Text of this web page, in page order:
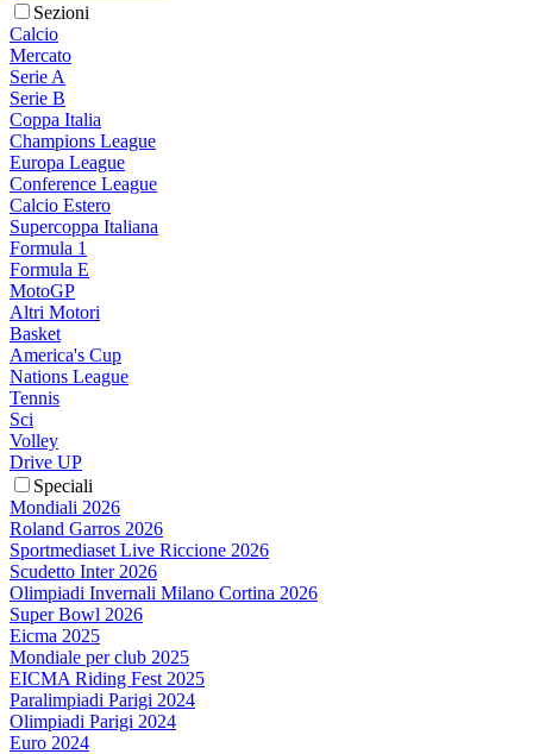
Sezioni
Calcio
Mercato
Serie A
Serie B
Coppa Italia
Champions League
Europa League
Conference League
Calcio Estero
Supercoppa Italiana
Formula 1
Formula E
MotoGP
Altri Motori
Basket
America's Cup
Nations League
Tennis
Sci
Volley
Drive UP
Speciali
Mondiali 2026
Roland Garros 2026
Sportmediaset Live Riccione 2026
Scudetto Inter 2026
Olimpiadi Invernali Milano Cortina 2026
Super Bowl 2026
Eicma 2025
Mondiale per club 2025
EICMA Riding Fest 2025
Paralimpiadi Parigi 2024
Olimpiadi Parigi 2024
Euro 2024